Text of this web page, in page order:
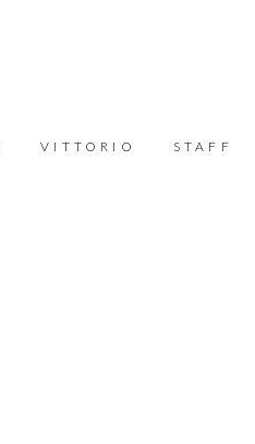
VITTORIO STAFF